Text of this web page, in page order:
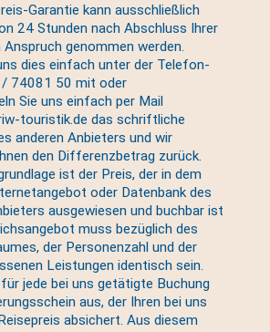
Garantie kann ausschließlich
24 Stunden nach Abschluss Ihrer
Anspruch genommen werden.
dies einfach unter der Telefon-
/ 74081 50 mit oder
Sie uns einfach per Mail
touristik.de das schriftliche
anderen Anbieters und wir
den Differenzbetrag zurück.
ist der Preis, der in dem
oder Datenbank des
ausgewiesen und buchbar ist
muss bezüglich des
der Personenzahl und der
Leistungen identisch sein.
jede bei uns getätigte Buchung
aus, der Ihren bei uns
absichert. Aus diesem